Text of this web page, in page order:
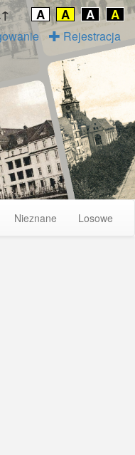
A A A A
Rejestracja
Nieznane Losowe